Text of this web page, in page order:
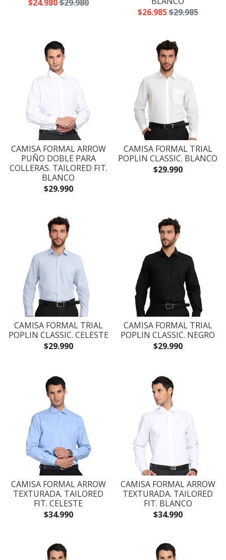
$24.980$29.980
$26.985$29.985
CAMISA FORMAL ARROW
PUÑO DOBLE PARA
COLLERAS. TAILORED FIT.
BLANCO
$29.990
CAMISA FORMAL TRIAL
POPLIN CLASSIC. BLANCO
$29.990
CAMISA FORMAL TRIAL
POPLIN CLASSIC. CELESTE
$29.990
CAMISA FORMAL TRIAL
POPLIN CLASSIC. NEGRO
$29.990
CAMISA FORMAL ARROW
TEXTURADA. TAILORED
FIT. CELESTE
$34.990
CAMISA FORMAL ARROW
TEXTURADA. TAILORED
FIT. BLANCO
$34.990